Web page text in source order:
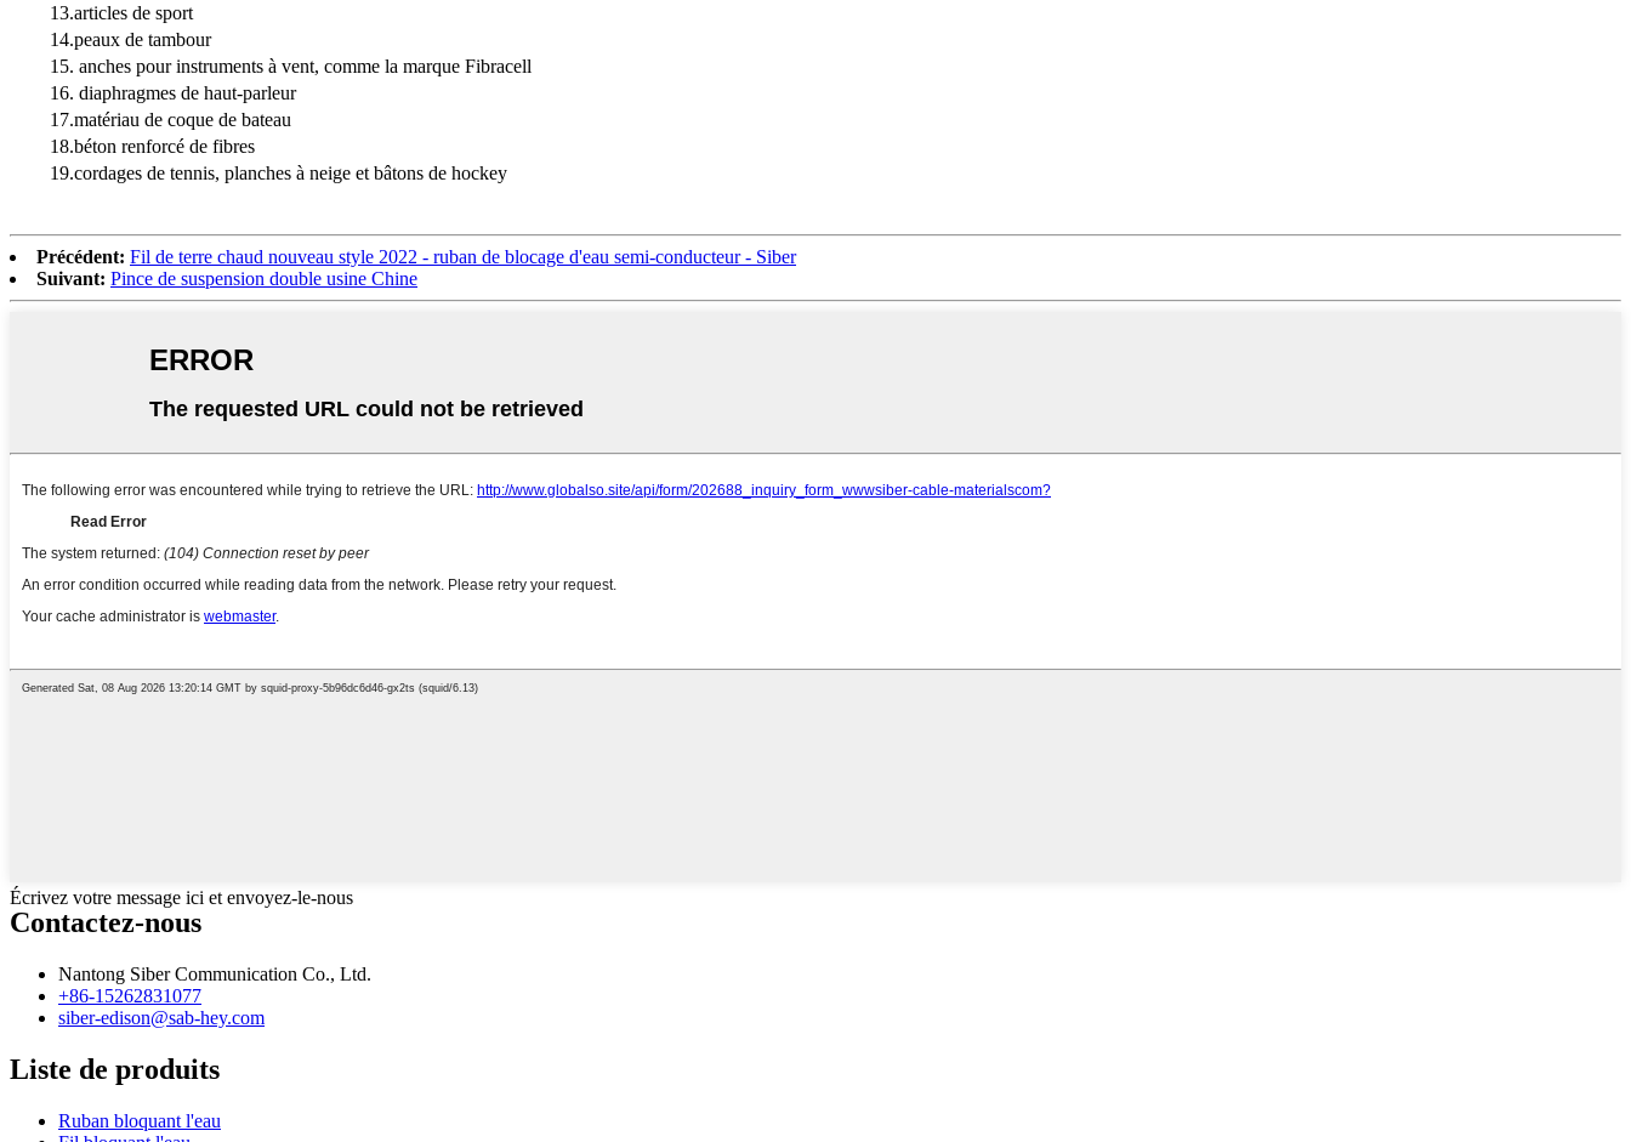
13.articles de sport
14.peaux de tambour
15. anches pour instruments à vent, comme la marque Fibracell
16. diaphragmes de haut-parleur
17.matériau de coque de bateau
18.béton renforcé de fibres
19.cordages de tennis, planches à neige et bâtons de hockey
Précédent: Fil de terre chaud nouveau style 2022 - ruban de blocage d'eau semi-conducteur - Siber
Suivant: Pince de suspension double usine Chine
Écrivez votre message ici et envoyez-le-nous
Contactez-nous
Nantong Siber Communication Co., Ltd.
+86-15262831077
siber-edison@sab-hey.com
Liste de produits
Ruban bloquant l'eau